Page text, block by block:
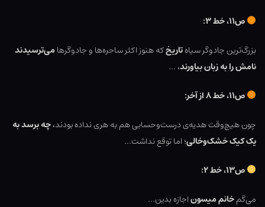
ص۱۱، خط ۳:
بزرگ‌ترین جادوگر سیاهتاریخکه هنوز اکثر ساحره‌ها و جادوگرها می‌ترسیدند
نامش را به زبان بیاورند، …
ص۱۱، خط ۸ از آخر:
چون هیچ‌وقت هدیه‌ی درست‌وحسابی هم به هری نداده بودند،چه برسد به
یک کیک خشک‌وخالی؛ اما توقع نداشت…
ص۱۳، خط ۲:
می‌گمخانم میسوناجازه بدین…